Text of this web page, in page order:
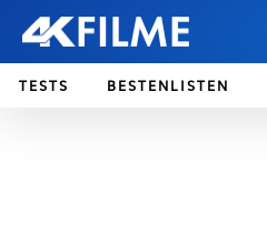
TESTS BESTENLISTEN